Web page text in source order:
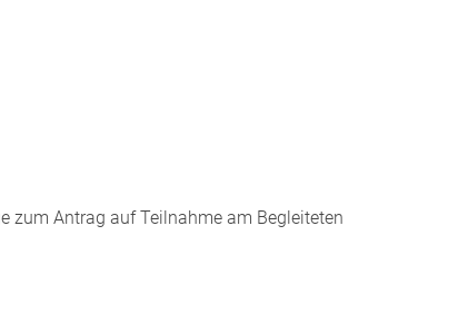
zum Antrag auf Teilnahme am Begleiteten